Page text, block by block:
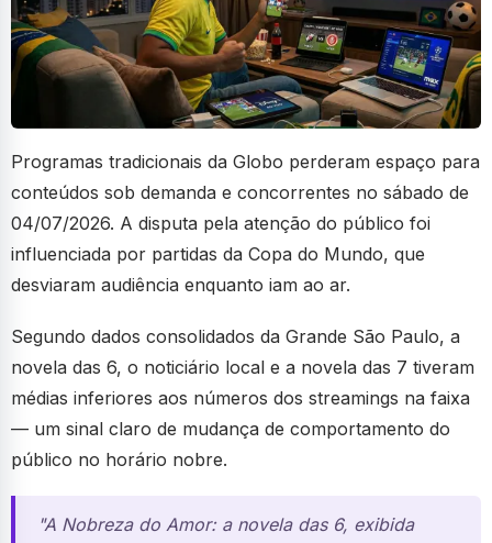
Programas tradicionais da Globo perderam espaço para
conteúdos sob demanda e concorrentes no sábado de
04/07/2026. A disputa pela atenção do público foi
influenciada por partidas da Copa do Mundo, que
desviaram audiência enquanto iam ao ar.
Segundo dados consolidados da Grande São Paulo, a
novela das 6, o noticiário local e a novela das 7 tiveram
médias inferiores aos números dos streamings na faixa
— um sinal claro de mudança de comportamento do
público no horário nobre.
"A Nobreza do Amor: a novela das 6, exibida